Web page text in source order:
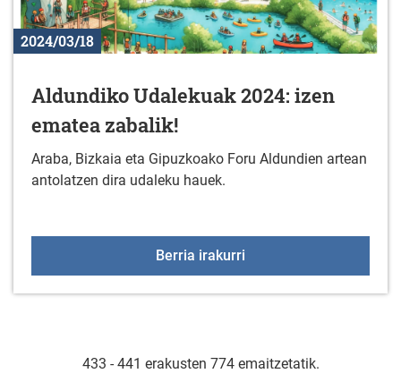
2024/03/18
Aldundiko Udalekuak 2024: izen
ematea zabalik!
Araba, Bizkaia eta Gipuzkoako Foru Aldundien artean
antolatzen dira udaleku hauek.
Berria irakurri
433 - 441 erakusten 774 emaitzetatik.